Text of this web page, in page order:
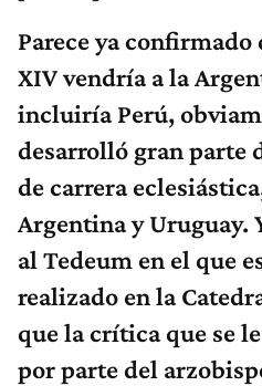
Parece ya confirmado
XIV vendría a la
incluiría Perú,
desarrolló gran parte
de carrera
Argentina y Uruguay.
al Tedeum en el que
realizado en la
que la crítica que se
por parte del